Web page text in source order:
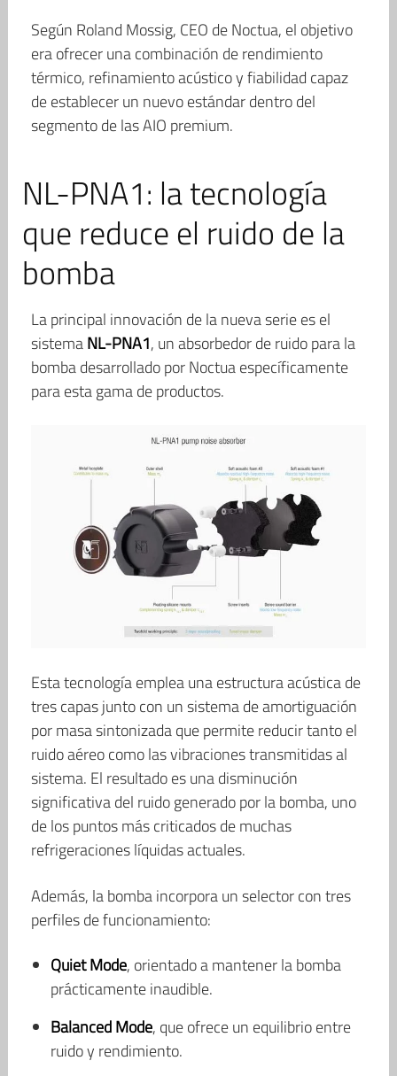
Según Roland Mossig, CEO de Noctua, el objetivo
era ofrecer una combinación de rendimiento
térmico, refinamiento acústico y fiabilidad capaz
de establecer un nuevo estándar dentro del
segmento de las AIO premium.
NL-PNA1: la tecnología
que reduce el ruido de la
bomba
La principal innovación de la nueva serie es el
sistemaNL-PNA1, un absorbedor de ruido para la
bomba desarrollado por Noctua específicamente
para esta gama de productos.
Esta tecnología emplea una estructura acústica de
tres capas junto con un sistema de amortiguación
por masa sintonizada que permite reducir tanto el
ruido aéreo como las vibraciones transmitidas al
sistema. El resultado es una disminución
significativa del ruido generado por la bomba, uno
de los puntos más criticados de muchas
refrigeraciones líquidas actuales.
Además, la bomba incorpora un selector con tres
perfiles de funcionamiento:
Quiet Mode, orientado a mantener la bomba
prácticamente inaudible.
Balanced Mode, que ofrece un equilibrio entre
ruido y rendimiento.